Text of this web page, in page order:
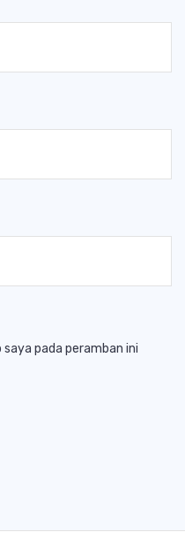
pada peramban ini